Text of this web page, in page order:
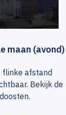
maan (avond)
flinke afstand
Bekijk de